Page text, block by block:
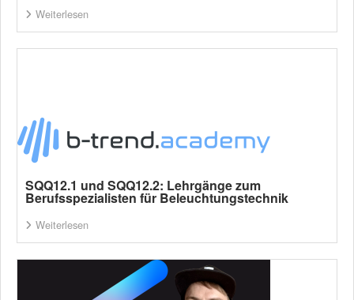
Weiterlesen
SQQ12.1 und SQQ12.2: Lehrgänge zum
Berufsspezialisten für Beleuchtungstechnik
Weiterlesen